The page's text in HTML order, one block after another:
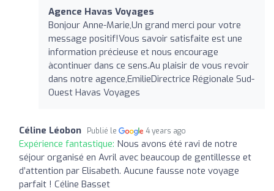
Agence Havas Voyages
Bonjour Anne-Marie,Un grand merci pour votre
message positif!Vous savoir satisfaite est une
information précieuse et nous encourage
àcontinuer dans ce sens.Au plaisir de vous revoir
dans notre agence,EmilieDirectrice Régionale Sud-
Ouest Havas Voyages
Céline Léobon Publié le 4 years ago
Expérience fantastique: Nous avons été ravi de notre
séjour organisé en Avril avec beaucoup de gentillesse et
d’attention par Elisabeth. Aucune fausse note voyage
parfait ! Céline Basset